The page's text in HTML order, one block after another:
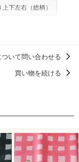
型紙を使用して
下左右（総柄）
いて問い合わせる
買い物を続ける